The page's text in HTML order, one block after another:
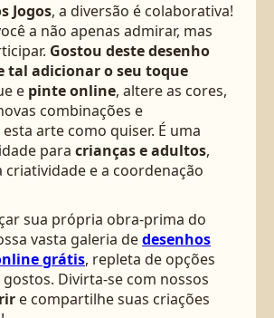
Jogos, a diversão é colaborativa!
a não apenas admirar, mas
Gostou deste desenho
tal adicionar o seu toque
e pinte online, altere as cores,
combinações e
arte como quiser. É uma
para crianças e adultos,
criatividade e a coordenação
sua própria obra-prima do
vasta galeria dedesenhos
grátis, repleta de opções
Divirta-se com nossos
e compartilhe suas criações